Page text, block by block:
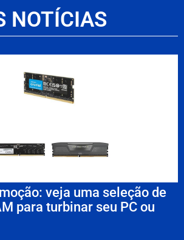
NOTÍCIAS
veja uma seleção de
para turbinar seu PC ou